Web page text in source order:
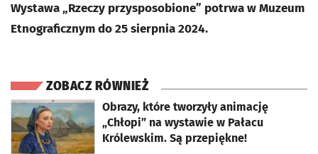
Wystawa „Rzeczy przysposobione” potrwa w Muzeum
Etnograficznym do 25 sierpnia 2024.
ZOBACZ RÓWNIEŻ
Obrazy, które tworzyły animację
„Chłopi” na wystawie w Pałacu
Królewskim. Są przepiękne!
otworzy się w nowej karcie